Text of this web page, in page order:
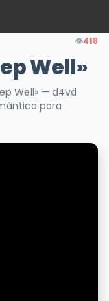
👁️418
Well»
Well» — d4vd
para